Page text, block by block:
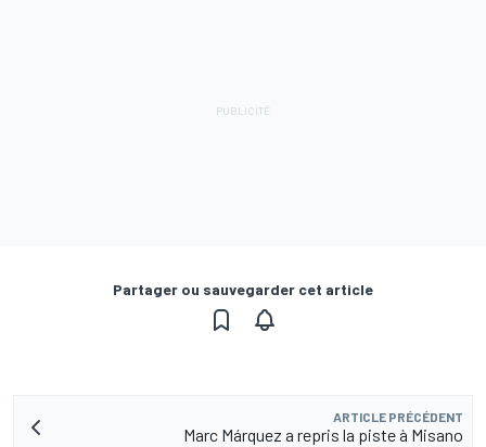
Partager ou sauvegarder cet article
ARTICLE PRÉCÉDENT
Marc Márquez a repris la piste à Misano